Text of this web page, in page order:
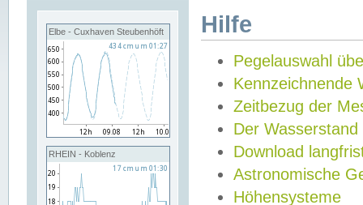
Elbe - Cuxhaven Steubenhöft
RHEIN - Koblenz
Hilfe
Pegelauswahl
Kennzeichnende
Zeitbezug der
Der Wasserstand
Download
Astronomische
Höhensysteme